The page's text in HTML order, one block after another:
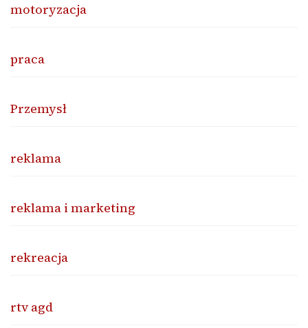
motoryzacja
praca
Przemysł
reklama
reklama i marketing
rekreacja
rtv agd